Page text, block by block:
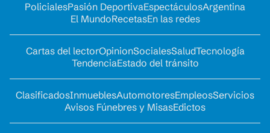
PolicialesPasión DeportivaEspectáculosArgentina
El MundoRecetasEn las redes
Cartas del lectorOpinionSocialesSaludTecnología
TendenciaEstado del tránsito
ClasificadosInmueblesAutomotoresEmpleosServicios
Avisos Fúnebres y MisasEdictos